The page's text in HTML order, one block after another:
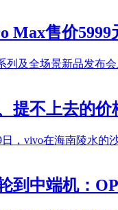
Max售价
列及全场景新品发布
提不上去的价
，vivo在海南陵水的
到中端机：